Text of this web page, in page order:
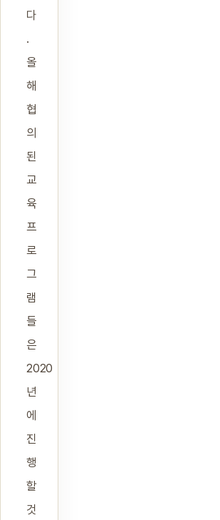
다
.
올
해
협
의
된
교
육
프
로
그
램
들
은
2020
년
에
진
행
할
것